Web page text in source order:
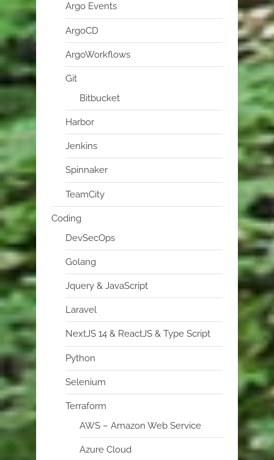
Argo Events
ArgoCD
ArgoWorkflows
Git
Bitbucket
Harbor
Jenkins
Spinnaker
TeamCity
Coding
DevSecOps
Golang
Jquery & JavaScript
Laravel
NextJS 14 & ReactJS & Type Script
Python
Selenium
Terraform
AWS – Amazon Web Service
Azure Cloud